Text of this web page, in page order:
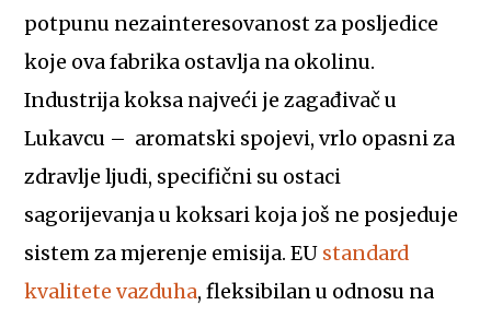
potpunu nezainteresovanost za posljedice
koje ova fabrika ostavlja na okolinu.
Industrija koksa najveći je zagađivač u
Lukavcu – aromatski spojevi, vrlo opasni za
zdravlje ljudi, specifični su ostaci
sagorijevanja u koksari koja još ne posjeduje
sistem za mjerenje emisija. EU standard
kvalitete vazduha, fleksibilan u odnosu na